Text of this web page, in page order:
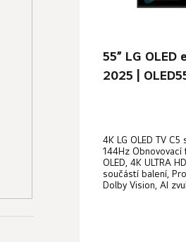
55” LG
2025 |
hodnocení
produktu
je
4K LG OLED TV
144Hz
OLED, 4K ULTRA
součástí balení,
Dolby Vision, AI